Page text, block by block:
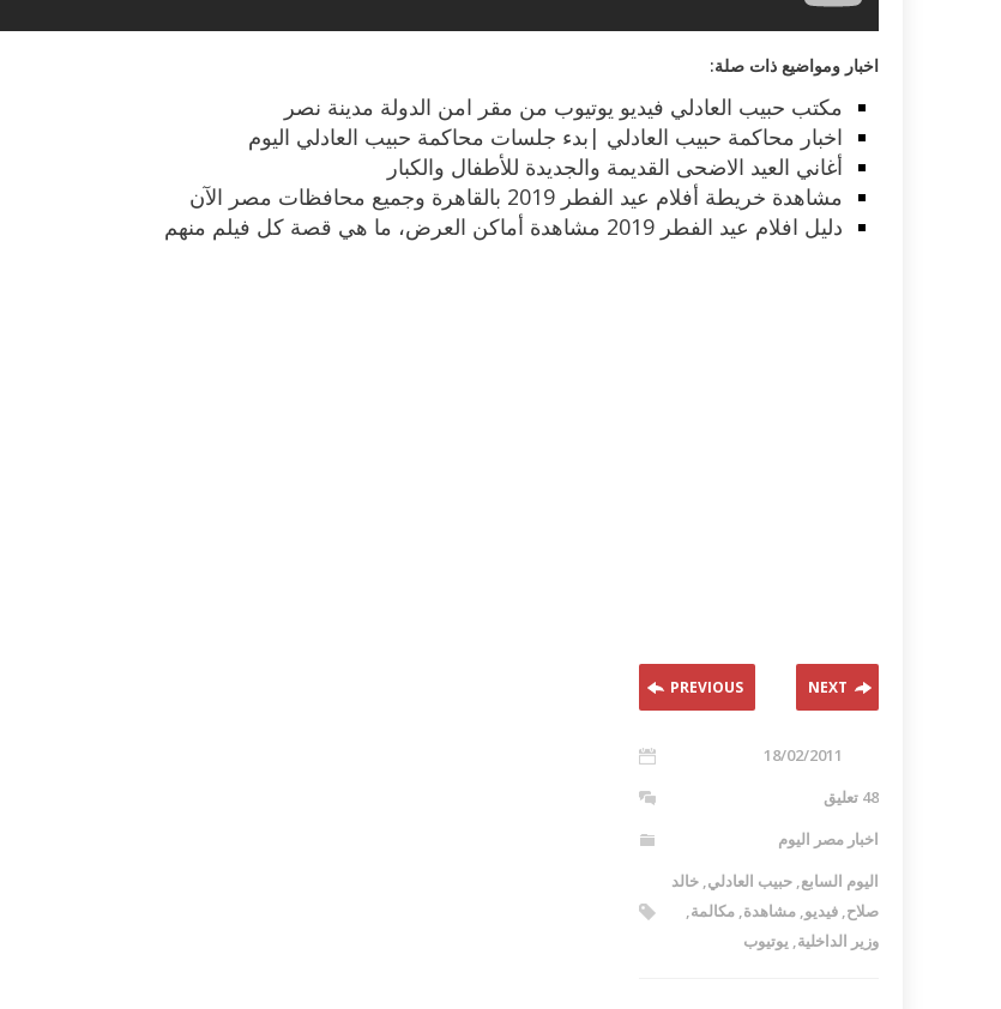
اخبار ومواضيع ذات صلة:
مكتب حبيب العادلي فيديو يوتيوب من مقر امن الدولة مدينة نصر
اخبار محاكمة حبيب العادلي |بدء جلسات محاكمة حبيب العادلي اليوم
أغاني العيد الاضحى القديمة والجديدة للأطفال والكبار
مشاهدة خريطة أفلام عيد الفطر 2019 بالقاهرة وجميع محافظات مصر الآن
دليل افلام عيد الفطر 2019 مشاهدة أماكن العرض، ما هي قصة كل فيلم منهم
PREVIOUS NEXT
18/02/2011
48 تعليق
اخبار مصر اليوم
اليوم السابع, حبيب العادلي, خالد
صلاح, فيديو, مشاهدة, مكالمة,
وزير الداخلية, يوتيوب